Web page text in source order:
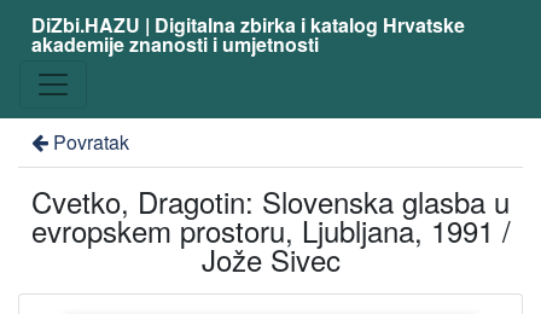
DiZbi.HAZU | Digitalna zbirka i katalog Hrvatske
akademije znanosti i umjetnosti
Povratak
Cvetko, Dragotin: Slovenska glasba u
evropskem prostoru, Ljubljana, 1991 /
Jože Sivec